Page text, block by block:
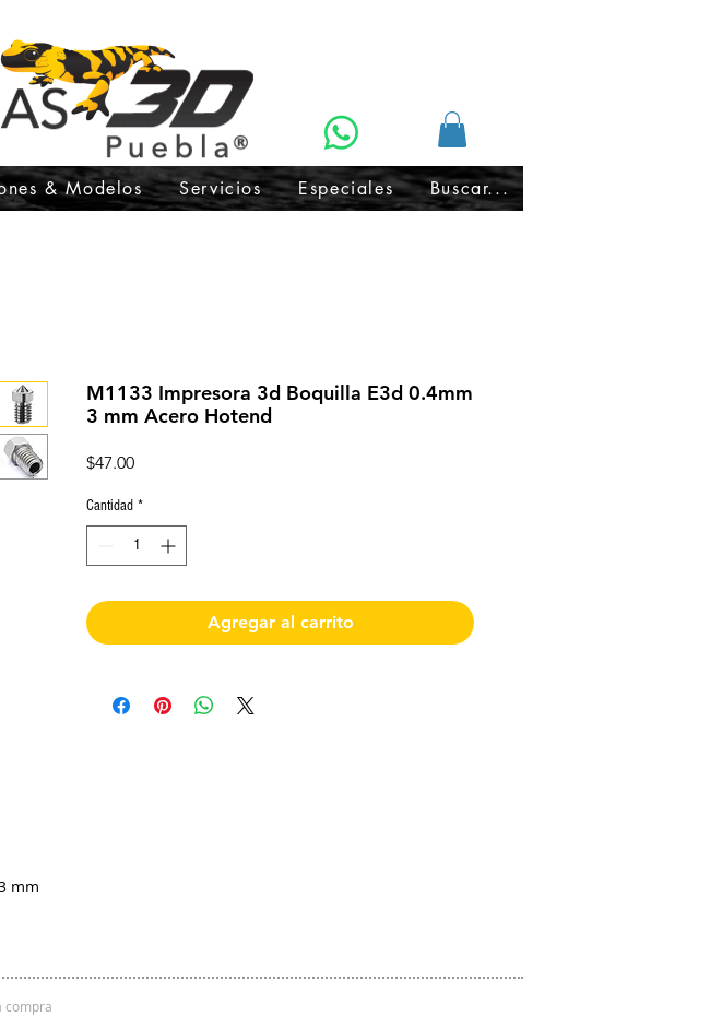
& Modelos Servicios Especiales Buscar...
mm
M1133 Impresora 3d Boquilla E3d 0.4mm
3 mm Acero Hotend
$47.00Precio
Cantidad *
Agregar al carrito
compra